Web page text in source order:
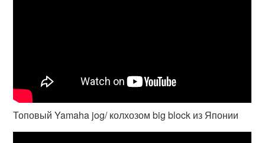
Топовый Yamaha jog/ колхозом big block из Японии